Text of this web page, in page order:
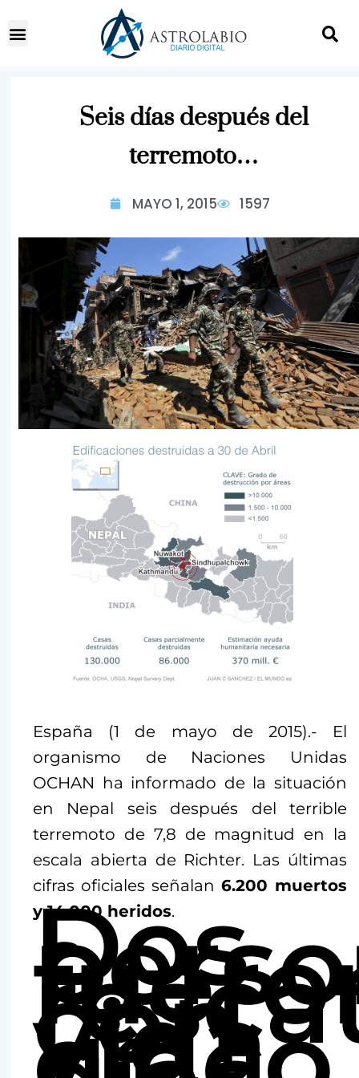
Seis días después del
terremoto…
MAYO 1, 2015 1597
España (1 de mayo de 2015).- El
organismo de Naciones Unidas
OCHAN ha informado de la situación
en Nepal seis después del terrible
terremoto de 7,8 de magnitud en la
escala abierta de Richter. Las últimas
cifras oficiales señalan 6.200 muertos
y 14.000 heridos.
Dos
con
vida